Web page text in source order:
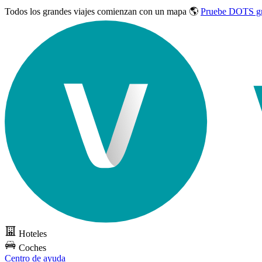
Todos los grandes viajes comienzan con un mapa 🌎 Pruebe DOTS
Hoteles
Coches
Centro de ayuda